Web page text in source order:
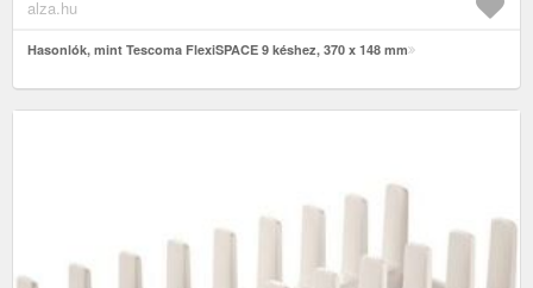
alza.hu
Hasonlók, mint Tescoma FlexiSPACE 9 késhez, 370 x 148 mm